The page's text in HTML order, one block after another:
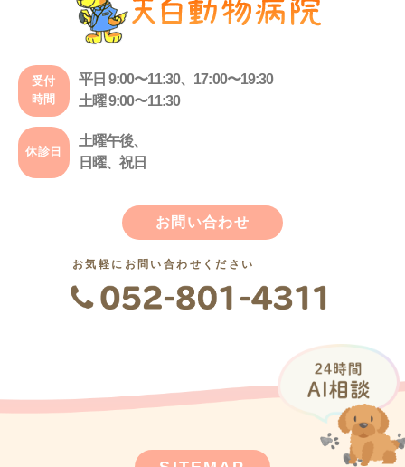
受付
時間
平日 9:00〜11:30、17:00〜19:30
土曜 9:00〜11:30
休診日
土曜午後、
日曜、祝日
お問い合わせ
お気軽にお問い合わせください